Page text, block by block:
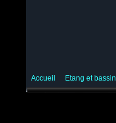
Accueil Etang et bassin